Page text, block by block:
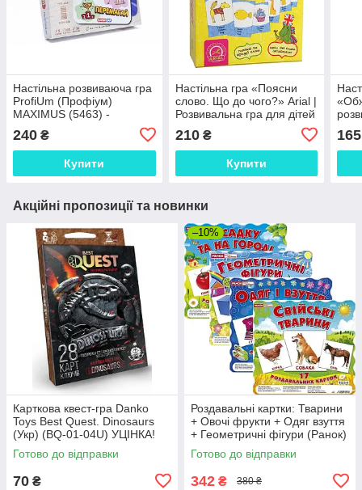
Настільна розвиваюча гра
ProfiUm (Профіум)
MAXIMUS (5463) -
дерев'яна гра на пам'ять,
увагу та логіку для дітей
3+
240 ₴
Купити
Настільна гра «Поясни
слово. Що до чого?» Arial |
Розвивальна гра для дітей
210₴
Купити
165
Акційні пропозиції та новинки
Карткова квест-гра Danko
Toys Best Quest. Dinosaurs
(Укр) (BQ-01-04U) УЦІНКА!
Готово до відправки
70 ₴
–10%
Роздавальні картки: Тварини
+ Овочі фрукти + Одяг взуття
+ Геометричні фігури (Ранок)
(комплект)
Готово до відправки
342 ₴ 380 ₴